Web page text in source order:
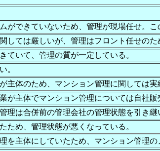
ができていないため、管理が現場任せ。
しては厳しいが、管理はフロント任せのた
ていて、管理の質が一定している。
。
主体のため、マンション管理に関しては実
が主体でマンション管理については自社販
理は合併前の管理会社の管理状態を引き
ため、管理状態が悪くなっている。
を主体にしていたため、マンション管理の